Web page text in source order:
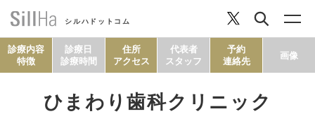
シルハドットコム
診療内容
特徴
診療日
診療時間
住所
アクセス
代表者
スタッフ
予約
連絡先
画像
ひまわり歯科クリニック